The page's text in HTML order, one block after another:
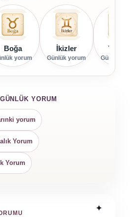
Boğa
yorum
İkizler
Günlük yorum Günlük
YORUM
yorum
Yorum
Yorum